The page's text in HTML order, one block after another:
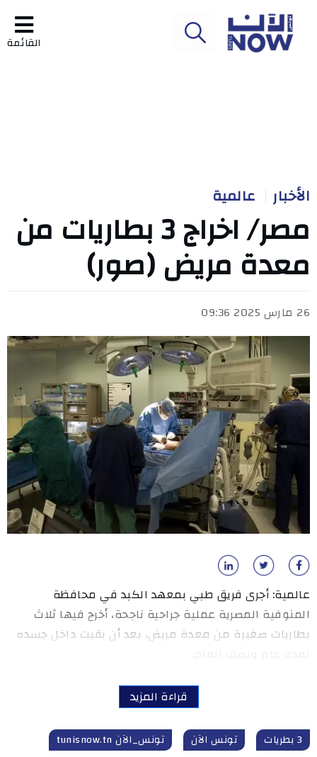
القائمة
الأخبار عالمية
مصر/ اخراج 3 بطاريات من
معدة مريض (صور)
26 مارس 2025 09:36
عالمية: أجرى فريق طبي بمعهد الكبد في محافظة
المنوفية المصرية عملية جراحية ناجحة، أخرج فيها ثلاث
بطاريات صغيرة من معدة مريض، بعد أن بقيت داخل جسده
قراءة المزيد
3 بطريات تونس الآن
تونس_الآن tunisnow.tn